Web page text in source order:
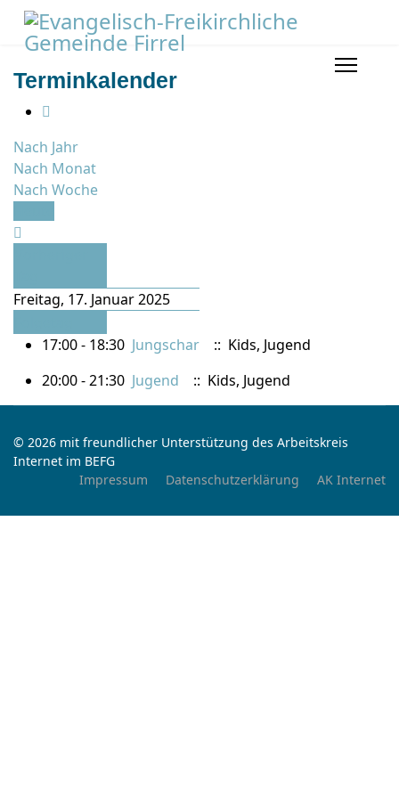
Terminkalender
Nach Jahr
Nach Monat
Nach Woche
Freitag, 17. Januar 2025
17:00 - 18:30 Jungschar
:: Kids, Jugend
20:00 - 21:30 Jugend :: Kids, Jugend
© 2026 mit freundlicher Unterstützung des Arbeitskreis
Internet im BEFG
Impressum
Datenschutzerklärung AK Internet